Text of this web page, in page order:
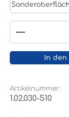
Produkt
In den
Artikelnummer:
1.02.030-510